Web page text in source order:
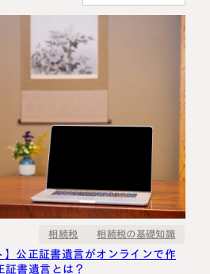
相続税 相続税の基礎知識
公正証書遺言がオンラインで作
証書遺言とは？